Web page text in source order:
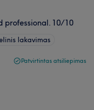
professional. 10/10
lakavimas
Patvirtintas atsiliepimas